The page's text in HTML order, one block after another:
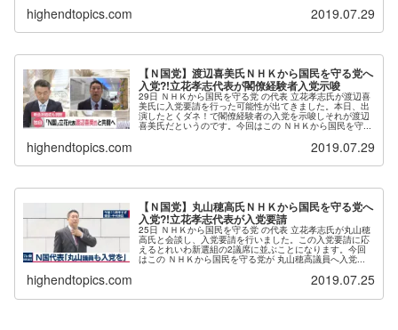
highendtopics.com 2019.07.29
【Ｎ国党】渡辺喜美氏ＮＨＫから国民を守る党へ
入党?!立花孝志代表が閣僚経験者入党示唆
29日 ＮＨＫから国民を守る党 の代表 立花孝志氏が渡辺喜
美氏に入党要請を行った可能性が出てきました。本日、出
演したとくダネ！で閣僚経験者の入党を示唆しそれが渡辺
喜美氏だというのです。今回はこの ＮＨＫから国民を守...
highendtopics.com 2019.07.29
【Ｎ国党】丸山穂高氏ＮＨＫから国民を守る党へ
入党?!立花孝志代表が入党要請
25日 ＮＨＫから国民を守る党 の代表 立花孝志氏が丸山穂
高氏と会談し、入党要請を行いました。この入党要請に応
えるとれいわ新選組の2議席に並ぶことになります。今回
はこの ＮＨＫから国民を守る党が 丸山穂高議員へ入党...
highendtopics.com 2019.07.25